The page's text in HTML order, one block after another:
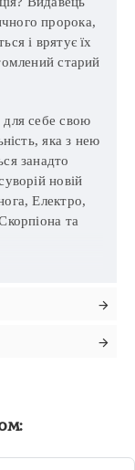
пророка,
і врятує їх
старий
себе свою
яка з нею
занадто
новій
Електро,
та